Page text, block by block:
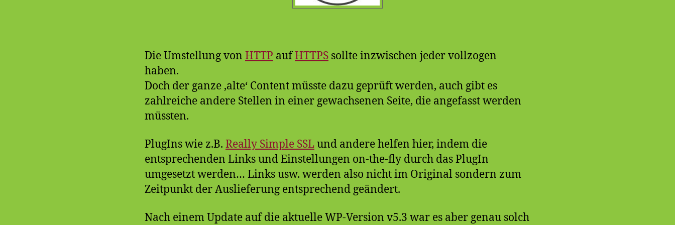
Die Umstellung von HTTP aufHTTPS sollte inzwischen jeder vollzogen
haben.
Doch der ganze ‚alte‘ Content müsste dazu geprüft werden, auch gibt es
zahlreiche andere Stellen in einer gewachsenen Seite, die angefasst werden
müssten.
PlugIns wie z.B. Really Simple SSLund andere helfen hier, indem die
entsprechenden Links und Einstellungen on-the-fly durch das PlugIn
umgesetzt werden… Links usw. werden also nicht im Original sondern zum
Zeitpunkt der Auslieferung entsprechend geändert.
Nach einem Update auf die aktuelle WP-Version v5.3 war es aber genau solch